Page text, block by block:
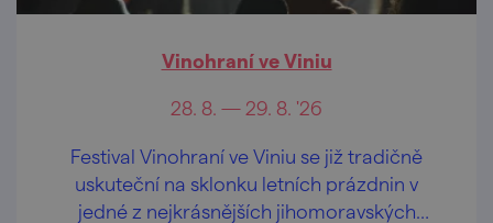
Vinohraní ve Viniu
28. 8. — 29. 8. '26
Festival Vinohraní ve Viniu se již tradičně
uskuteční na sklonku letních prázdnin v
jedné z nejkrásnějších jihomoravských